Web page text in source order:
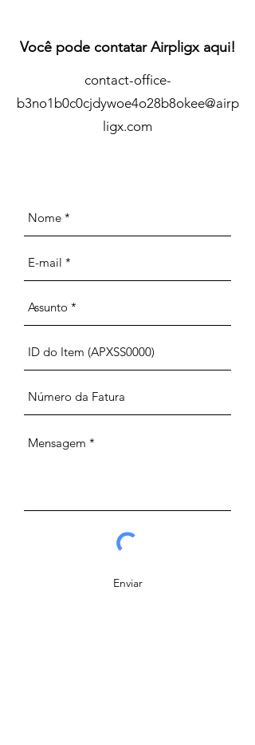
Você pode contatar Airpligx aqui!
contact-office-
b3no1b0c0cjdywoe4o28b8okee@airp
ligx.com
Enviar